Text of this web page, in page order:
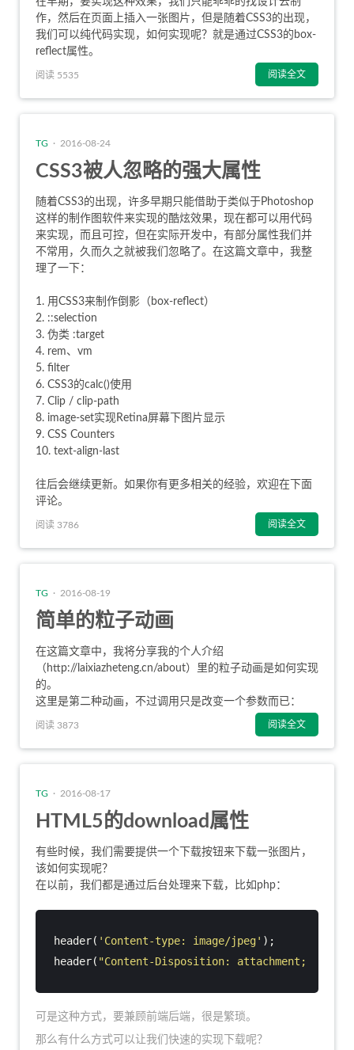
作，然后在页面上插入一张图片，但是随着CSS3的出现，
我们可以纯代码实现，如何实现呢？就是通过CSS3的box-
reflect属性。
阅读 5535 阅读全文
TG · 2016-08-24
CSS3被人忽略的强大属性
随着CSS3的出现，许多早期只能借助于类似于Photoshop
这样的制作图软件来实现的酷炫效果，现在都可以用代码
来实现，而且可控，但在实际开发中，有部分属性我们并
不常用，久而久之就被我们忽略了。在这篇文章中，我整
理了一下：
用CSS3来制作倒影（box-reflect）
::selection
伪类 :target
rem、vm
filter
CSS3的calc()使用
Clip / clip-path
image-set实现Retina屏幕下图片显示
CSS Counters
text-align-last
往后会继续更新。如果你有更多相关的经验，欢迎在下面
评论。
阅读 3786 阅读全文
TG · 2016-08-19
简单的粒子动画
在这篇文章中，我将分享我的个人介绍
（ http://laixiazheteng.cn/about）里的粒子动画是如何实现
的。
这里是第二种动画，不过调用只是改变一个参数而已：
阅读 3873 阅读全文
TG · 2016-08-17
HTML5的download属性
有些时候，我们需要提供一个下载按钮来下载一张图片，
该如何实现呢？
在以前，我们都是通过后台处理来下载，比如php：
header( 'Content-type: image/jpeg' );
header( "Content-Disposition: attachment;
可是这种方式，要兼顾前端后端，很是繁琐。
那么有什么方式可以让我们快速的实现下载呢？